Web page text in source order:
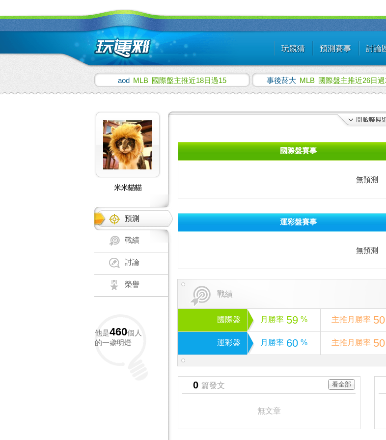
玩競猜 預測賽事 討論
aod MLB 國際盤主推近18日過15 事後菸大 MLB 國際盤主推近26日過
米米貓貓
預測
戰績
討論
榮譽
他是460個人
的一盞明燈
國際盤賽事
無預測
運彩盤賽事
無預測
戰績
國際盤 月勝率 59 % 主推月勝率 50
運彩盤 月勝率 60 % 主推月勝率 50
0 篇發文 看全部
無文章